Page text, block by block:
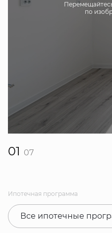
по
01 07
Ипотечная программа
Все ипотечные